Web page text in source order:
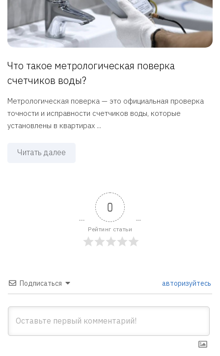
Что такое метрологическая поверка
счетчиков воды?
Метрологическая поверка — это официальная проверка
точности и исправности счетчиков воды, которые
установлены в квартирах ...
Читать далее
0
Рейтинг статьи
Подписаться авторизуйтесь